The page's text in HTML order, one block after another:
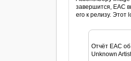
завершится, EAC
его к релизу.
Отчёт EAC
Unknown